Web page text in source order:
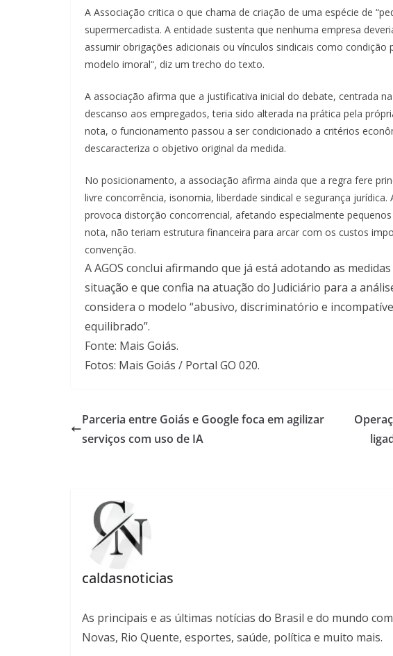
A Associação critica o que chama de criação de uma espécie de
supermercadista. A entidade sustenta que nenhuma empresa
assumir obrigações adicionais ou vínculos sindicais como condição
modelo imoral“, diz um trecho do texto.
A associação afirma que a justificativa inicial do debate, centrada
descanso aos empregados, teria sido alterada na prática pela
nota, o funcionamento passou a ser condicionado a critérios
descaracteriza o objetivo original da medida.
No posicionamento, a associação afirma ainda que a regra fere
livre concorrência, isonomia, liberdade sindical e segurança
provoca distorção concorrencial, afetando especialmente
nota, não teriam estrutura financeira para arcar com os custos
convenção.
A AGOS conclui afirmando que já está adotando as
situação e que confia na atuação do Judiciário para a
considera o modelo “abusivo, discriminatório e
equilibrado”.
Fonte: Mais Goiás.
Fotos: Mais Goiás / Portal GO 020.
Parceria entre Goiás e Google foca em agilizar
serviços com uso de IA
caldasnoticias
As principais e as últimas notícias do Brasil e do mundo
Novas, Rio Quente, esportes, saúde, política e muito mais.